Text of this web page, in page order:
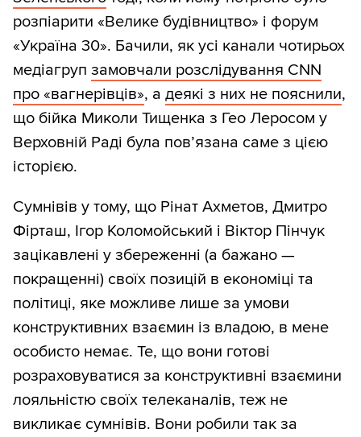
розпіарити «Велике будівництво» і форум
«Україна 30». Бачили, як усі канали чотирьох
медіагруп замовчали розслідування CNN
про «вагнерівців», а деякі з них не пояснили,
що бійка Миколи Тищенка з Гео Леросом у
Верховній Раді була пов’язана саме з цією
історією.
Сумнівів у тому, що Рінат Ахметов, Дмитро
Фірташ, Ігор Коломойський і Віктор Пінчук
зацікавлені у збереженні (а бажано —
покращенні) своїх позицій в економіці та
політиці, яке можливе лише за умови
конструктивних взаємин із владою, в мене
особисто немає. Те, що вони готові
розраховуватися за конструктивні взаємини
лояльністю своїх телеканалів, теж не
викликає сумнівів. Вони робили так за